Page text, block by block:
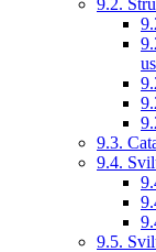
9.3.
9.4.
9.5.